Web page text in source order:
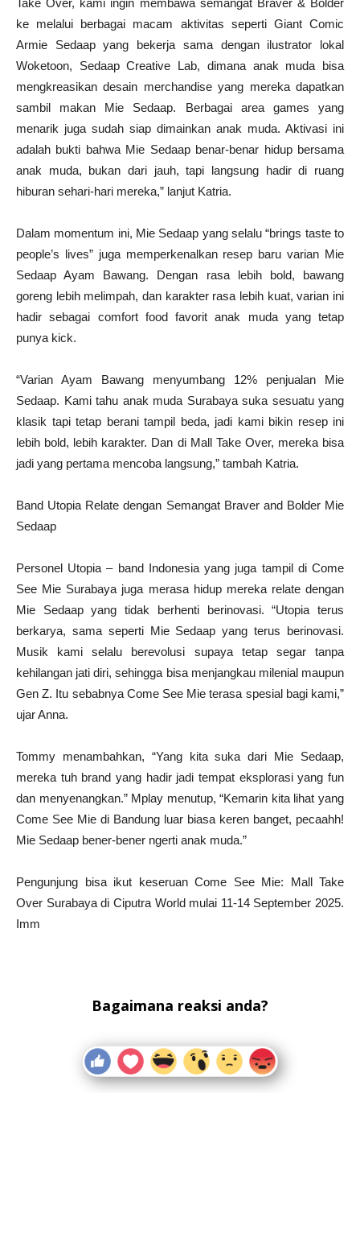
Take Over, kami ingin membawa semangat Braver & Bolder
ke melalui berbagai macam aktivitas seperti Giant Comic
Armie Sedaap yang bekerja sama dengan ilustrator lokal
Woketoon, Sedaap Creative Lab, dimana anak muda bisa
mengkreasikan desain merchandise yang mereka dapatkan
sambil makan Mie Sedaap. Berbagai area games yang
menarik juga sudah siap dimainkan anak muda. Aktivasi ini
adalah bukti bahwa Mie Sedaap benar-benar hidup bersama
anak muda, bukan dari jauh, tapi langsung hadir di ruang
hiburan sehari-hari mereka,” lanjut Katria.
Dalam momentum ini, Mie Sedaap yang selalu “brings taste to
people’s lives” juga memperkenalkan resep baru varian Mie
Sedaap Ayam Bawang. Dengan rasa lebih bold, bawang
goreng lebih melimpah, dan karakter rasa lebih kuat, varian ini
hadir sebagai comfort food favorit anak muda yang tetap
punya kick.
“Varian Ayam Bawang menyumbang 12% penjualan Mie
Sedaap. Kami tahu anak muda Surabaya suka sesuatu yang
klasik tapi tetap berani tampil beda, jadi kami bikin resep ini
lebih bold, lebih karakter. Dan di Mall Take Over, mereka bisa
jadi yang pertama mencoba langsung,” tambah Katria.
Band Utopia Relate dengan Semangat Braver and Bolder Mie
Sedaap
Personel Utopia – band Indonesia yang juga tampil di Come
See Mie Surabaya juga merasa hidup mereka relate dengan
Mie Sedaap yang tidak berhenti berinovasi. “Utopia terus
berkarya, sama seperti Mie Sedaap yang terus berinovasi.
Musik kami selalu berevolusi supaya tetap segar tanpa
kehilangan jati diri, sehingga bisa menjangkau milenial maupun
Gen Z. Itu sebabnya Come See Mie terasa spesial bagi kami,”
ujar Anna.
Tommy menambahkan, “Yang kita suka dari Mie Sedaap,
mereka tuh brand yang hadir jadi tempat eksplorasi yang fun
dan menyenangkan.” Mplay menutup, “Kemarin kita lihat yang
Come See Mie di Bandung luar biasa keren banget, pecaahh!
Mie Sedaap bener-bener ngerti anak muda.”
Pengunjung bisa ikut keseruan Come See Mie: Mall Take
Over Surabaya di Ciputra World mulai 11-14 September 2025.
Imm
Bagaimana reaksi anda?